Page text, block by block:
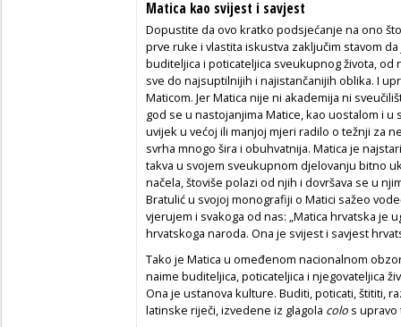
Matica kao svijest i savjest
Dopustite da ovo kratko podsjećanje na ono
prve ruke i vlastita iskustva zaključim stavom
buditeljica i poticateljica sveukupnog života,
sve do najsuptilnijih i najistančanijih oblika. I
Maticom. Jer Matica nije ni akademija ni
god se u nastojanjima Matice, kao uostalom i
uvijek u većoj ili manjoj mjeri radilo o težnji za
svrha mnogo šira i obuhvatnija. Matica je
takva u svojem sveukupnom djelovanju bitno
načela, štoviše polazi od njih i dovršava se u
Bratulić u svojoj monografiji o Matici sažeo
vjerujem i svakoga od nas: „Matica hrvatska
hrvatskoga naroda. Ona je svijest i savjest
Tako je Matica u omeđenom nacionalnom
naime buditeljica, poticateljica i njegovateljica
Ona je ustanova kulture. Buditi, poticati, štititi,
latinske riječi, izvedene iz glagola colo s upravo